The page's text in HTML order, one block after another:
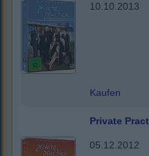
10.10.2013
Kaufen
Private
05.12.2012